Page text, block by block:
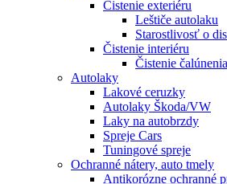
Čistenie exteriéru
Leštiče autolaku
Starostlivosť o
Čistenie interiéru
Čistenie čalúnenia
Autolaky
Lakové ceruzky
Autolaky Škoda/VW
Laky na autobrzdy
Spreje Cars
Tuningové spreje
Ochranné nátery, auto tmely
Antikorózne ochranné